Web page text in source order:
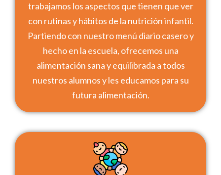
trabajamos los aspectos que tienen que ver
con rutinas y hábitos de la nutrición infantil.
Partiendo con nuestro menú diario casero y
hecho en la escuela, ofrecemos una
alimentación sana y equilibrada a todos
nuestros alumnos y les educamos para su
futura alimentación.